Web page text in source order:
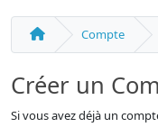
Compte
Créer un
Si vous avez déjà un